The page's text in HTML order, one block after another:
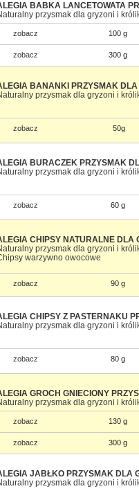
BABKA LANCETOWATA
przysmak dla gryzoni i
zobacz 100 g
zobacz 300 g
BANANKI PRZYSMAK
przysmak dla gryzoni i
zobacz 50g
BURACZEK PRZYSMAK
przysmak dla gryzoni i
zobacz 60 g
CHIPSY NATURALNE
przysmak dla gryzoni i
warzywno owocowe
zobacz 90 g
CHIPSY Z PASTERNAKU
przysmak dla gryzoni i
zobacz 80 g
GROCH GNIECIONY
przysmak dla gryzoni i
zobacz 130 g
zobacz 300 g
JABŁKO PRZYSMAK DLA
przysmak dla gryzoni i